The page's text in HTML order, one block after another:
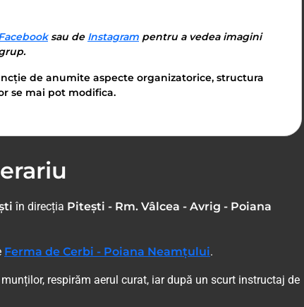
sau de Instagram pentru a vedea imagini
de anumite aspecte organizatorice, structura
se mai pot modifica.
în direcția Pitești - Rm. Vâlcea - Avrig - Poiana
Ferma de Cerbi - Poiana Neamțului.
respirăm aerul curat, iar după un scurt instructaj de